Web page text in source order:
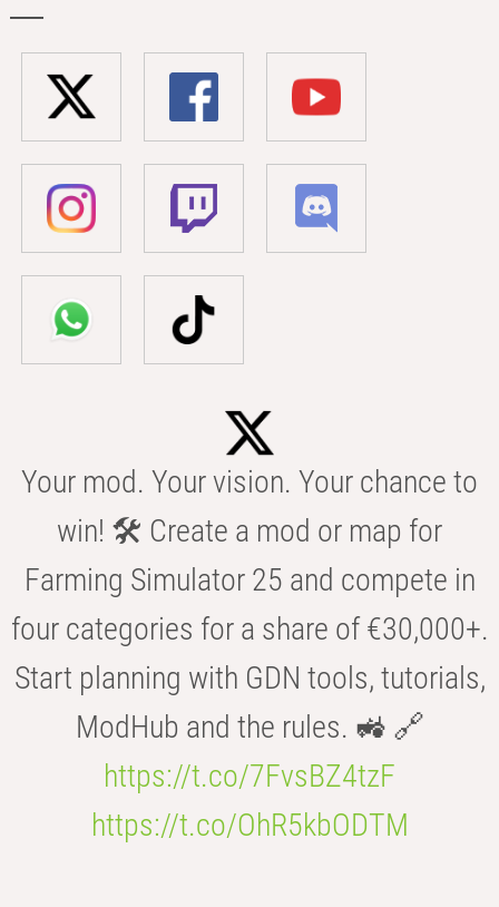
Your mod. Your vision. Your chance to
win! 🛠️ Create a mod or map for
Farming Simulator 25 and compete in
four categories for a share of €30,000+.
Start planning with GDN tools, tutorials,
ModHub and the rules. 🚜 🔗
https://t.co/7FvsBZ4tzF
https://t.co/OhR5kbODTM